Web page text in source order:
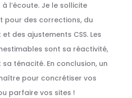
l’écoute. Je le sollicite
pour des corrections, du
des ajustements CSS. Les
sont sa réactivité,
ténacité. En conclusion, un
pour concrétiser vos
parfaire vos sites !